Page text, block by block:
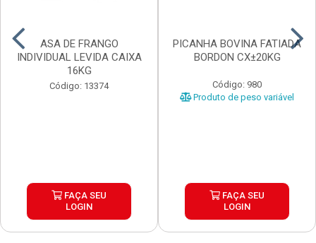
ASA DE FRANGO
INDIVIDUAL LEVIDA CAIXA
16KG
Código: 13374
FAÇA SEU
LOGIN
PICANHA BOVINA FATIADA
BORDON CX±20KG
Código: 980
Produto de peso variável
FAÇA SEU
LOGIN